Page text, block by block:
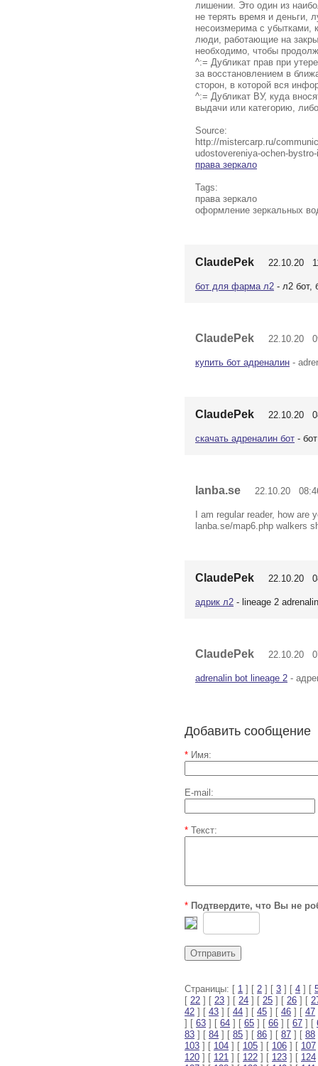
лишении. Это один из
не терять время и деньги,
несоизмерима с убытками,
люди, работающие на
необходимо, чтобы
^:= Дубликат прав при
за восстановлением в
сторон, в которой вся
^:= Дубликат ВУ, куда
выдачи или категорию,
Source:
http://mistercarp.ru/
udostovereniya-ochen-
права зеркало
Tags:
права зеркало
оформление зеркальных
ClaudePek 22.10.20
бот для фарма л2 - л2 бот,
ClaudePek 22.10.20
купить бот адреналин -
ClaudePek 22.10.20
скачать адреналин бот -
lanba.se 22.10.20
I am regular reader, how are
lanba.se/map6.php walkers
ClaudePek 22.10.20
адрик л2 - lineage 2
ClaudePek 22.10.20
adrenalin bot lineage 2 -
Добавить сообщение
* Имя:
E-mail:
* Текст:
* Подтвердите, что Вы не
Страницы: [ 1 ] [ 2 ] [ 3 ] [ 4 ] [
[ 22 ] [ 23 ] [ 24 ] [ 25 ] [ 26 ] [
42 ] [ 43 ] [ 44 ] [ 45 ] [ 46 ] [ 47
] [ 63 ] [ 64 ] [ 65 ] [ 66 ] [ 67 ] [
83 ] [ 84 ] [ 85 ] [ 86 ] [ 87 ] [ 88
103 ] [ 104 ] [ 105 ] [ 106 ] [ 107
120 ] [ 121 ] [ 122 ] [ 123 ] [ 124